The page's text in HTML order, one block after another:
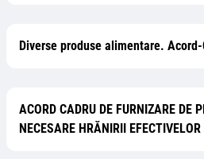
Diverse produse alimentare.
ACORD CADRU DE FURNIZARE DE
NECESARE HRĂNIRII